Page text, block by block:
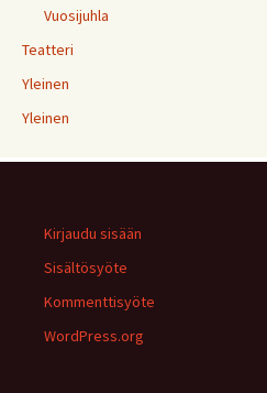
Vuosijuhla
Teatteri
Yleinen
Yleinen
Kirjaudu sisään
Sisältösyöte
Kommenttisyöte
WordPress.org